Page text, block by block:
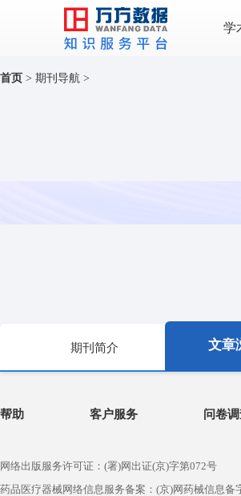
学
首页 > 期刊导航 >
期刊简介 文章
帮助 客户服务 问卷
网络出版服务许可证：(署)网出证(京)字第072号
药品医疗器械网络信息服务备案：(京)网药械信息备